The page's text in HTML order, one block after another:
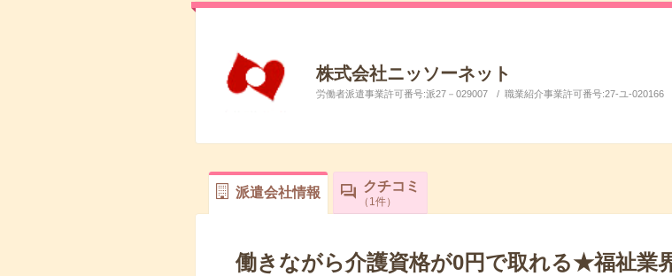
株式会社ニッソーネット
労働者派遣事業許可番号:派27－029007 職業紹介事業許可番号:27-ユ-020166
派遣会社情報 クチコミ
1 件
働きながら介護資格が0円で取れる★福祉業